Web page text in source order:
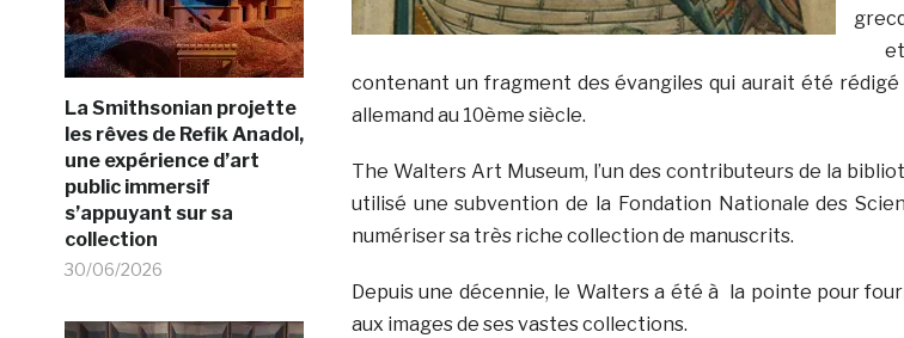
La Smithsonian projette
les rêves de Refik Anadol,
une expérience d’art
public immersif
s’appuyant sur sa
collection
30/06/2026
et
contenant un fragment des évangiles qui aurait été rédigé
allemand au 10ème siècle.
The Walters Art Museum, l’un des contributeurs de la
utilisé une subvention de la Fondation Nationale des
numériser sa très riche collection de manuscrits.
Depuis une décennie, le Walters a été à la pointe pour
aux images de ses vastes collections.